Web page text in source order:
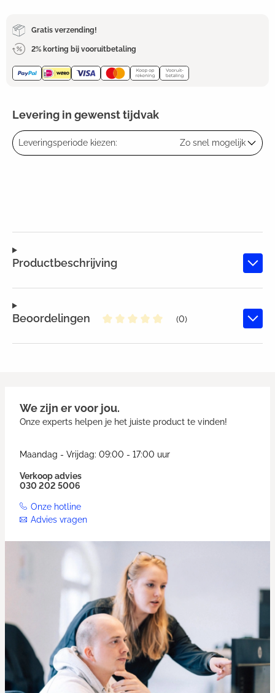
Gratis verzending!
2% korting bij vooruitbetaling
Levering in gewenst tijdvak
Leveringsperiode kiezen: Zo snel mogelijk
Productbeschrijving
Beoordelingen
(0)
We zijn er voor jou.
Onze experts helpen je het juiste product te vinden!
Maandag - Vrijdag: 09:00 - 17:00 uur
Verkoop advies
030 202 5006
Onze hotline
Advies vragen